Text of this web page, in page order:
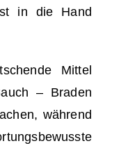
in die Hand
Mittel
– Braden
während